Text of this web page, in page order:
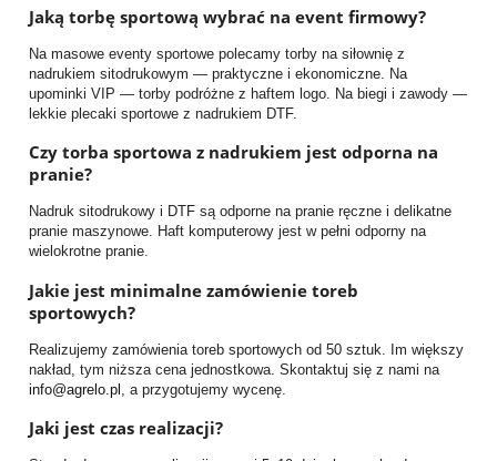
Jaką torbę sportową wybrać na event firmowy?
Na masowe eventy sportowe polecamy torby na siłownię z
nadrukiem sitodrukowym — praktyczne i ekonomiczne. Na
upominki VIP — torby podróżne z haftem logo. Na biegi i zawody —
lekkie plecaki sportowe z nadrukiem DTF.
Czy torba sportowa z nadrukiem jest odporna na
pranie?
Nadruk sitodrukowy i DTF są odporne na pranie ręczne i delikatne
pranie maszynowe. Haft komputerowy jest w pełni odporny na
wielokrotne pranie.
Jakie jest minimalne zamówienie toreb
sportowych?
Realizujemy zamówienia toreb sportowych od 50 sztuk. Im większy
nakład, tym niższa cena jednostkowa. Skontaktuj się z nami na
info@agrelo.pl
, a przygotujemy wycenę.
Jaki jest czas realizacji?